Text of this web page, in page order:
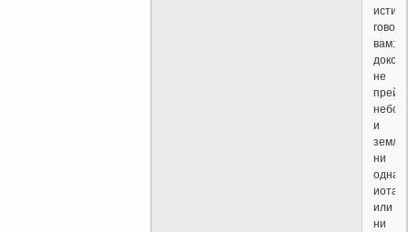
вам:
не
небо
и
земля,
ни
одна
иота
или
ни